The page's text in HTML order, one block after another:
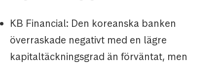
KB Financial: Den koreanska banken
överraskade negativt med en lägre
kapitaltäckningsgrad än förväntat, men